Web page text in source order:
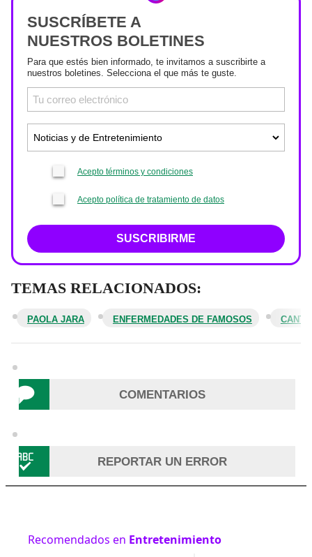
SUSCRÍBETE A
NUESTROS BOLETINES
Para que estés bien informado, te invitamos a suscribirte a
nuestros boletines. Selecciona el que más te guste.
Acepto términos y condiciones
Acepto política de tratamiento de datos
SUSCRIBIRME
TEMAS RELACIONADOS:
PAOLA JARA ENFERMEDADES DE FAMOSOS
COMENTARIOS
REPORTAR UN ERROR
Recomendados en Entretenimiento